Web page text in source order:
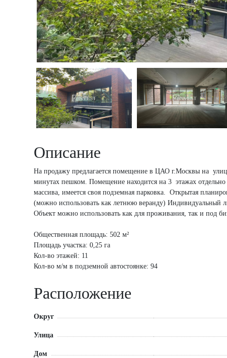
Описание
На продажу предлагается помещение в ЦАО г.Москвы на
минутах пешком. Помещение находится на 3 этажах
массива, имеется своя подземная парковка. Открытая
(можно использовать как летнюю веранду) Индивидуальный
Объект можно использовать как для проживания, так и под
Общественная площадь: 502 м²
Площадь участка: 0,25 га
Кол-во этажей: 11
Кол-во м/м в подземной автостоянке: 94
Расположение
Округ
Улица
Дом